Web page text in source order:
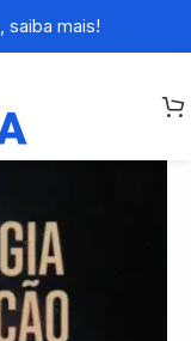
saiba mais!